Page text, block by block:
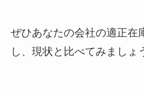
ぜひあなたの会社の適正在
し、現状と比べてみましょ